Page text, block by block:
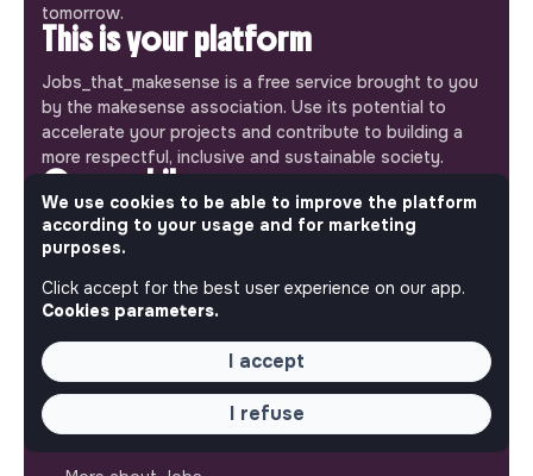
tomorrow.
This is your platform
Jobs_that_makesense is a free service brought to you
by the makesense association. Use its potential to
accelerate your projects and contribute to building a
more respectful, inclusive and sustainable society.
Our mobile app
Get jobs that make sense on your phone so you never
miss an opportunity.
iPhone Android
ABOUT
We use cookies to be able to improve the platform
according to your usage and for marketing
purposes.
Click accept for the best user experience on our app.
Cookies parameters.
I accept
I refuse